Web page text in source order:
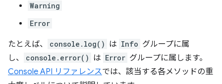
Warning
Error
たとえば、 console.log() は Info グループに属
し、
console.error() は Error グループに属します。
Console API リファレンスでは、該当する各メソッドの重